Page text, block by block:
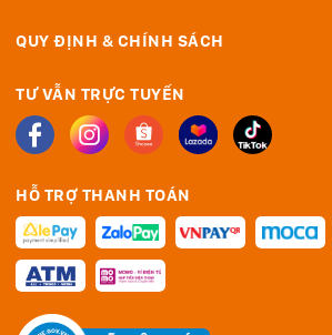
QUY ĐỊNH & CHÍNH SÁCH
TƯ VẪN TRỰC TUYẾN
HỖ TRỢ THANH TOÁN